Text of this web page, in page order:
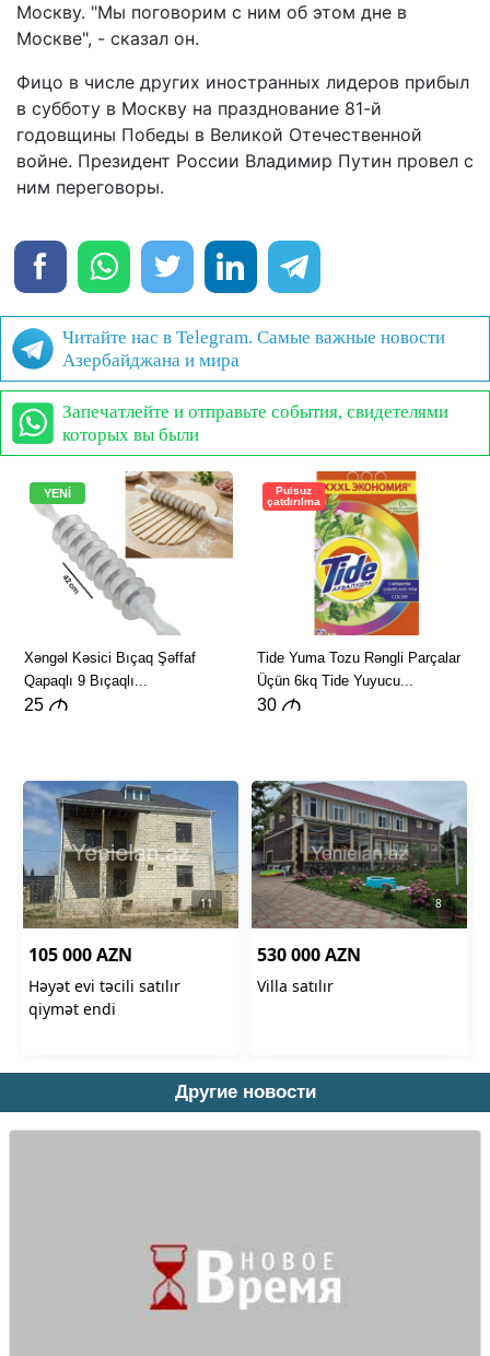
Москву. "Мы поговорим с ним об этом дне в
Москве", - сказал он.
Фицо в числе других иностранных лидеров прибыл
в субботу в Москву на празднование 81-й
годовщины Победы в Великой Отечественной
войне. Президент России Владимир Путин провел с
ним переговоры.
Читайте нас в Telegram. Самые важные новости
Азербайджана и мира
Запечатлейте и отправьте события, свидетелями
которых вы были
Другие новости